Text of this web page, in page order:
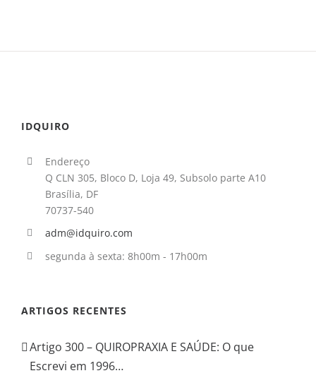
IDQUIRO
Endereço
Q CLN 305, Bloco D, Loja 49, Subsolo parte A10
Brasília, DF
70737-540
adm@idquiro.com
segunda à sexta: 8h00m - 17h00m
ARTIGOS RECENTES
Artigo 300 – QUIROPRAXIA E SAÚDE: O que
Escrevi em 1996…